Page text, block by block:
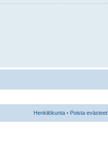
Henkilökunta • Poista evästeet